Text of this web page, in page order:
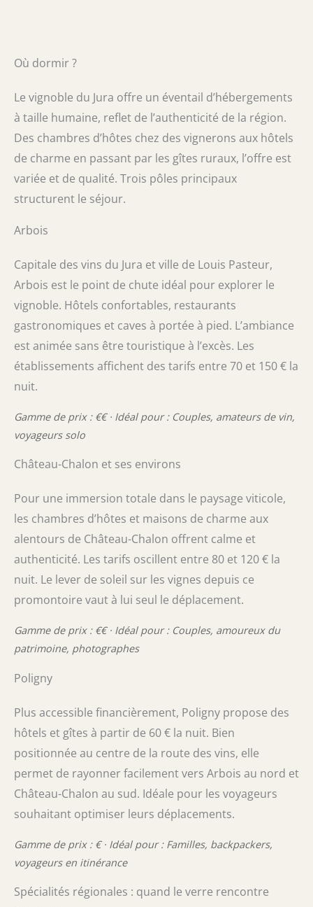
Où dormir ?
Le vignoble du Jura offre un éventail d’hébergements
à taille humaine, reflet de l’authenticité de la région.
Des chambres d’hôtes chez des vignerons aux hôtels
de charme en passant par les gîtes ruraux, l’offre est
variée et de qualité. Trois pôles principaux
structurent le séjour.
Arbois
Capitale des vins du Jura et ville de Louis Pasteur,
Arbois est le point de chute idéal pour explorer le
vignoble. Hôtels confortables, restaurants
gastronomiques et caves à portée à pied. L’ambiance
est animée sans être touristique à l’excès. Les
établissements affichent des tarifs entre 70 et 150 € la
nuit.
Gamme de prix : €€ · Idéal pour : Couples, amateurs de vin,
voyageurs solo
Château-Chalon et ses environs
Pour une immersion totale dans le paysage viticole,
les chambres d’hôtes et maisons de charme aux
alentours de Château-Chalon offrent calme et
authenticité. Les tarifs oscillent entre 80 et 120 € la
nuit. Le lever de soleil sur les vignes depuis ce
promontoire vaut à lui seul le déplacement.
Gamme de prix : €€ · Idéal pour : Couples, amoureux du
patrimoine, photographes
Poligny
Plus accessible financièrement, Poligny propose des
hôtels et gîtes à partir de 60 € la nuit. Bien
positionnée au centre de la route des vins, elle
permet de rayonner facilement vers Arbois au nord et
Château-Chalon au sud. Idéale pour les voyageurs
souhaitant optimiser leurs déplacements.
Gamme de prix : € · Idéal pour : Familles, backpackers,
voyageurs en itinérance
Spécialités régionales : quand le verre rencontre